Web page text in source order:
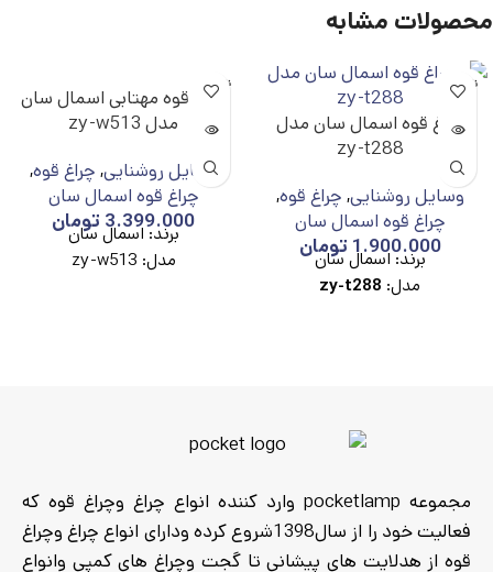
محصولات مشابه
ناموجو
د
چراغ قوه اسمال سان مدل
zy-t288
وسایل روشنایی, چراغ قوه,
چراغ قوه اسمال سان
1.900.000 تومان
برند: اسمال سان
مدل: zy-t288
ناموجو
د
چراغ قوه مهتابی اسمال سان
مدل zy-w513
وسایل روشنایی, چراغ قوه,
چراغ قوه اسمال سان
3.399.000 تومان
برند: اسمال سان
مدل: zy-w513
مجموعه pocketlamp وارد کننده انواع چراغ وچراغ قوه که
فعالیت خود را از سال1398شروع کرده ودارای انواع چراغ وچراغ
قوه از هدلایت های پیشانی تا گجت وچراغ های کمپی وانواع